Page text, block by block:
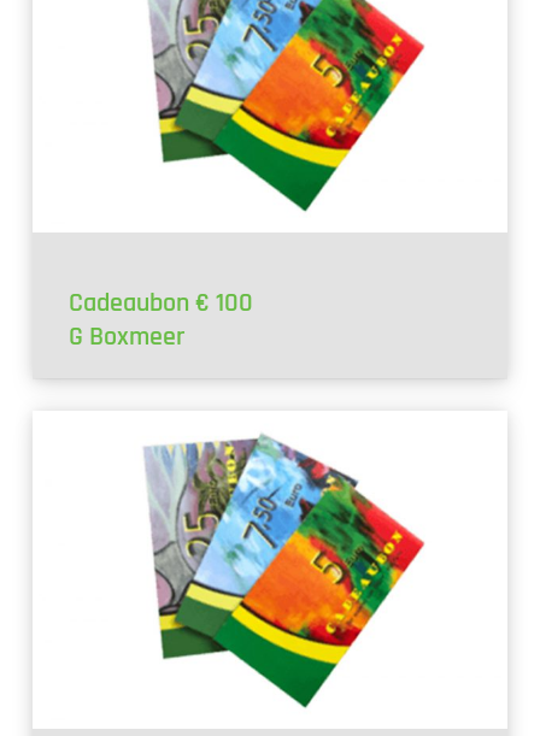
Cadeaubon € 100
G Boxmeer